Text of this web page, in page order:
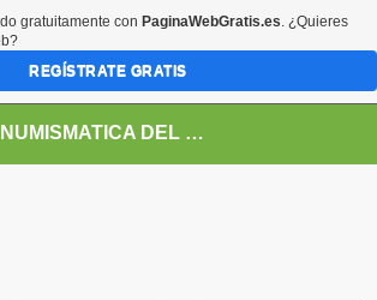
NUMISMATICA DEL PERU
gratuitamente con PaginaWebGratis.es. ¿Quieres
REGÍSTRATE GRATIS